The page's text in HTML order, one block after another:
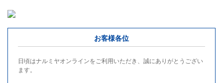
お客様各位
日頃はナルミヤオンラインをご利用いただき、誠にありがとうござい
ます。